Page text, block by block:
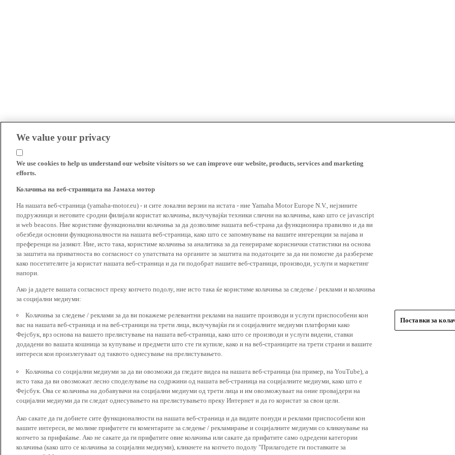
We value your privacy
We use cookies to help us understand our website visitors so we can improve our website, products, services and marketing
efforts.
Колачиња на веб-страницата на Јамаха мотор
На нашата веб-страница (yamaha-motor.eu) - и сите локални верзии на истата - ние Yamaha Motor Europe N.V., нејзините
подружници и неговите сродни филијали користат колачиња, вклучувајќи техники слични на колачиња, како што се javascript
и web beacons. Ние користиме функционални колачиња за да дозволиме нашата веб-страна да функционира правилно и да ви
обезбеди основни функционалности на нашата веб-страница, како што се запомнување на вашите ингеренции за најава и
преференци на јазикот. Ние, исто така, користиме колачиња за аналитика за да генерираме кориснички статистики на основа
за заштита на приватноста во согласност со упатствата на органите за заштита на податоците за да ни помогне да разбереме
како посетителите ја користат нашата веб-страница и да ги подобрат нашите веб-страници, производи, услуги и маркетинг
напори.
Ако ја дадете вашата согласност преку копчето подолу, ние исто така ќе користиме колачиња за следење / реклами и колачиња
за социјални медиуми:
Колачиња за следење / реклами за да ви покажеме релевантни реклами на нашите производи и услуги приспособени кон
вас на нашата веб-страница и на веб-страници на трети лица, вклучувајќи ги и социјалните медиуми платформи како
Фејсбук, врз основа на вашето прелистување на нашата веб-страница, како што се производи и услуги видени, ставки
додадени во вашата кошница за купување и предмети што сте ги купиле, како и на веб-страниците на трети страни и вашите
интереси кои произлегуваат од таквото однесување на прелистувањето.
Колачиња со социјални медиуми за да ви овозможи да гледате видеа на нашата веб-страница (на пример, на YouTube), а
исто така да ви овозможат лесно споделување на содржини од нашата веб-страница на социјалните медиуми, како што е
Фејсбук. Ова се колачиња на добавувачи на социјални медиуми од трети лица и им овозможуваат на оние провајдери на
социјални медиуми да ги следат однесувањето на прелистувањето преку Интернет и да го користат за свои цели.
Ако сакате да ги добиете сите функционалности на нашата веб-страница и да видите понуди и реклами приспособени кон
вашите интереси, ве молиме прифатете ги коментарите за следење / рекламирање и социјалните медиуми со кликнување на
копчето за прифаќање. Ако не сакате да ги прифатите овие колачиња или сакате да прифатите само одредени категории
колачиња (како што се колачиња за социјални медиуми), кликнете на копчето подолу "Прилагодете ги поставките за
Поставки за